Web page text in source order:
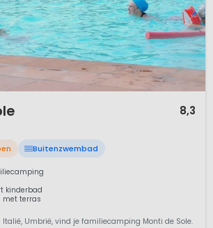
8,3
Buitenzwembad
kinderbad
met terras
Umbrië, vind je familiecamping Monti de Sole.